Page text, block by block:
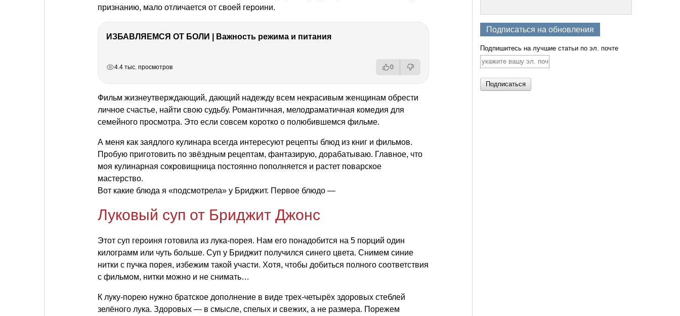
признанию, мало отличается от своей героини.
ИЗБАВЛЯЕМСЯ ОТ БОЛИ | Важность режима и питания
4.4 тыс. просмотров 0
Фильм жизнеутверждающий, дающий надежду всем некрасивым женщинам обрести
личное счастье, найти свою судьбу. Романтичная, мелодраматичная комедия для
семейного просмотра. Это если совсем коротко о полюбившемся фильме.
А меня как заядлого кулинара всегда интересуют рецепты блюд из книг и фильмов.
Пробую приготовить по звёздным рецептам, фантазирую, дорабатываю. Главное, что
моя кулинарная сокровищница постоянно пополняется и растет поварское
мастерство.
Вот какие блюда я «подсмотрела» у Бриджит. Первое блюдо —
Луковый суп от Бриджит Джонс
Этот суп героиня готовила из лука-порея. Нам его понадобится на 5 порций один
килограмм или чуть больше. Суп у Бриджит получился синего цвета. Снимем синие
нитки с пучка порея, избежим такой участи. Хотя, чтобы добиться полного соответствия
с фильмом, нитки можно и не снимать…
К луку-порею нужно братское дополнение в виде трех-четырёх здоровых стеблей
зелёного лука. Здоровых — в смысле, спелых и свежих, а не размера. Порежем
Подписаться на обновления
Подпишитесь на лучшие статьи по эл. почте